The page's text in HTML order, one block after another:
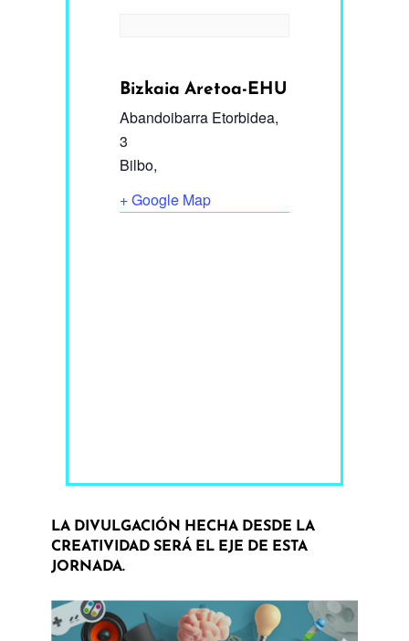
Bizkaia Aretoa-EHU
Abandoibarra Etorbidea,
3
Bilbo,
+ Google Map
LA DIVULGACIÓN HECHA DESDE LA
CREATIVIDAD SERÁ EL EJE DE ESTA
JORNADA.